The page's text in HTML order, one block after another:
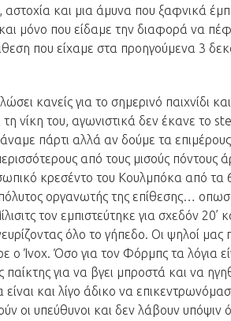
αστοχία και μια άμυνα που ξαφνικά
μόνο που είδαμε την διαφορά να
που είχαμε στα προηγούμενα 3
κανείς για το σημερινό παιχνίδι
νίκη του, αγωνιστικά δεν έκανε το
πάρτι αλλά αν δούμε τα
από τους μισούς πόντους
κρεσέντο του Κουλμπόκα από τα
οργανωτής της επίθεσης…
τον εμπιστεύτηκε για σχεδόν 20’
όλο το γήπεδο. Οι ψηλοί μας
Ίνοχ. Όσο για τον Φόρμπς τα λόγια
για να βγει μπροστά και να
και λίγο άδικο να
οι υπεύθυνοι και δεν λάβουν υπόψιν